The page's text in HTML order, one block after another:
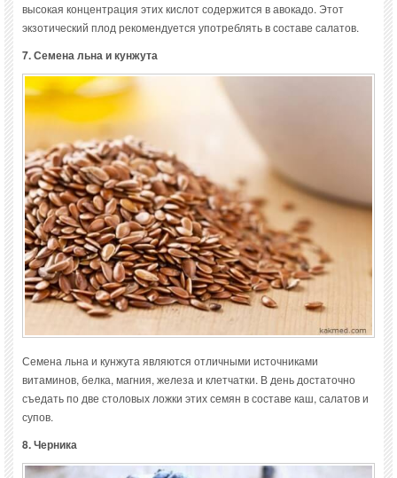
высокая концентрация этих кислот содержится в авокадо. Этот
экзотический плод рекомендуется употреблять в составе салатов.
7. Семена льна и кунжута
Семена льна и кунжута являются отличными источниками
витаминов, белка, магния, железа и клетчатки. В день достаточно
съедать по две столовых ложки этих семян в составе каш, салатов и
супов.
8. Черника